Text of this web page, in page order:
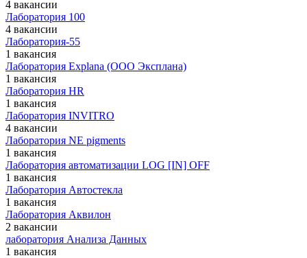
4 вакансии
Лаборатория 100
4 вакансии
Лаборатория-55
1 вакансия
Лаборатория Explana (ООО Эксплана)
1 вакансия
Лаборатория HR
1 вакансия
Лаборатория INVITRO
4 вакансии
Лаборатория NE pigments
1 вакансия
Лаборатория автоматизации ‎LOG [IN] OFF
1 вакансия
Лаборатория Автостекла
1 вакансия
Лаборатория Аквилон
2 вакансии
лаборатория Анализа Данных
1 вакансия